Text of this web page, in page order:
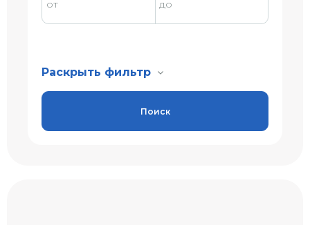
Раскрыть фильтр
Поиск